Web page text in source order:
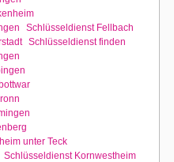
Schlüsseldienst Fellbach
Schlüsseldienst finden
unter Teck
Schlüsseldienst Kornwestheim